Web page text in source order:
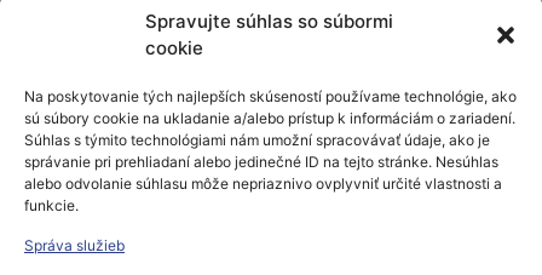
Spravujte súhlas so súbormi
cookie
Na poskytovanie tých najlepších skúseností používame technológie, ako
sú súbory cookie na ukladanie a/alebo prístup k informáciám o zariadení.
Súhlas s týmito technológiami nám umožní spracovávať údaje, ako je
správanie pri prehliadaní alebo jedinečné ID na tejto stránke. Nesúhlas
alebo odvolanie súhlasu môže nepriaznivo ovplyvniť určité vlastnosti a
funkcie.
Správa služieb
celého sveta a 10z nich bude vybraných,
aby svoj nápad online prezentovali
partnerským spoločnostiam.
Prezentácie sa uskutočnia 2. júna 2021 od
10:00 do 12:00; termín preprihlásenie sa je
do 31. mája